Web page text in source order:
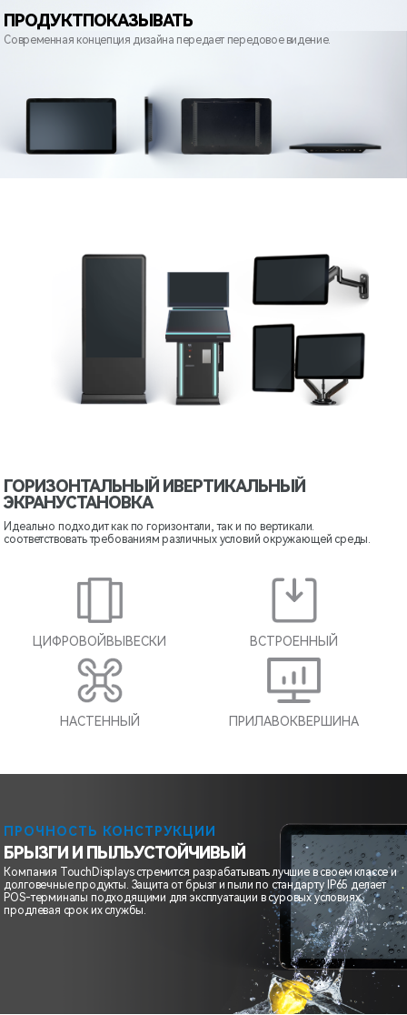
ПРОДУКТПОКАЗЫВАТЬ
Современная концепция дизайна передает передовое видение.
ГОРИЗОНТАЛЬНЫЙ И ВЕРТИКАЛЬНЫЙ
ЭКРАНУСТАНОВКА
Идеально подходит как по горизонтали, так и по вертикали.
соответствовать требованиям различных условий окружающей среды.
ЦИФРОВОЙ ВЫВЕСКИ ВСТРОЕННЫЙ
НАСТЕННЫЙ ПРИЛАВОКВЕРШИНА
ПРОЧНОСТЬ КОНСТРУКЦИИ
БРЫЗГИ И ПЫЛЬУСТОЙЧИВЫЙ
Компания TouchDisplays стремится разрабатывать лучшие в своем классе и
долговечные продукты. Защита от брызг и пыли по стандарту IP65 делает
POS-терминалы подходящими для эксплуатации в суровых условиях,
продлевая срок их службы.